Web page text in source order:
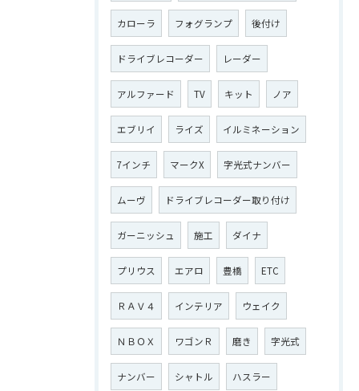
カローラ フォグランプ 後付け
ドライブレコーダー レーダー
アルファード TV キット ノア
エブリイ ライズ イルミネーション
7インチ マークX 字光式ナンバー
ムーヴ ドライブレコーダー取り付け
ガーニッシュ 施工 ダイナ
プリウス エアロ 豊橋 ETC
ＲＡＶ４ インテリア ウェイク
ＮＢＯＸ ワゴンＲ 磨き 字光式
ナンバー シャトル ハスラー